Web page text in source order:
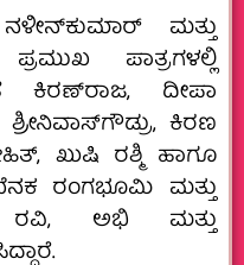
ಮತ್ತು
ಪಾತ್ರಗಳಲ್ಲಿ
ಕಿರಣ್‍ರಾಜ, ದೀಪಾ
ಕಿರಣ
ಖುಷಿ ರಶ್ಮಿ ಹಾಗೂ
ರಂಗಭೂಮಿ ಮತ್ತು
ರವಿ, ಅಭಿ ಮತ್ತು